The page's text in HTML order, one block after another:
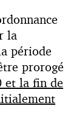
la
période
prorogé
et la fin de